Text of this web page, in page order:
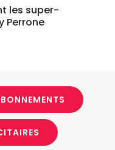
les super-
Perrone